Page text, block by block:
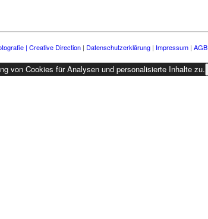
| Creative Direction | Datenschutzerklärung | Impressum | AGB
von Cookies für Analysen und personalisierte Inhalte zu.